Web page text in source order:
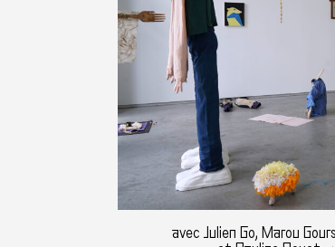
avec Julien Go, Marou